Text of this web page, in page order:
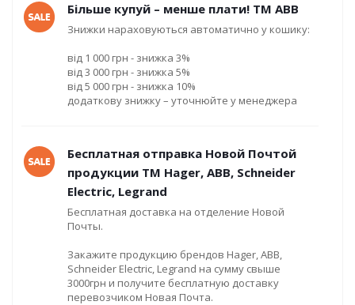
Більше купуй – менше плати! ТМ ABB
Знижки нараховуються автоматично у кошику:
від 1 000 грн - знижка 3%
від 3 000 грн - знижка 5%
від 5 000 грн - знижка 10%
додаткову знижку – уточнюйте у менеджера
Бесплатная отправка Новой Почтой
продукции ТМ Hager, ABB, Schneider
Electric, Legrand
Бесплатная доставка на отделение Новой
Почты.
Закажите продукцию брендов Hager, ABB,
Schneider Electric, Legrand на сумму свыше
3000грн и получите бесплатную доставку
перевозчиком Новая Почта.